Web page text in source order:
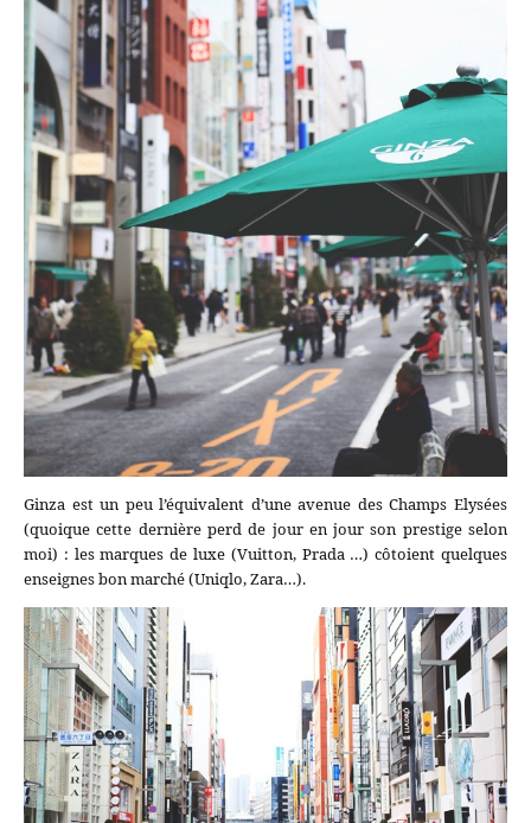
Ginza est un peu l’équivalent d’une avenue des Champs Elysées
(quoique cette dernière perd de jour en jour son prestige selon
moi) : les marques de luxe (Vuitton, Prada …) côtoient quelques
enseignes bon marché (Uniqlo, Zara…).